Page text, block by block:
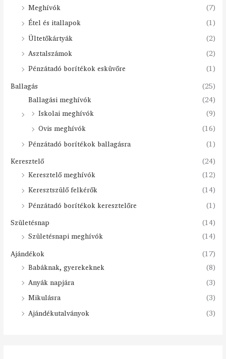
Meghívók
(7)
Étel és itallapok
(1)
Ültetőkártyák
(2)
Asztalszámok
(2)
Pénzátadó borítékok esküvőre
(1)
Ballagás
(25)
Ballagási meghívók
(24)
Iskolai meghívók
(9)
Ovis meghívók
(16)
Pénzátadó borítékok ballagásra
(1)
Keresztelő
(24)
Keresztelő meghívók
(12)
Keresztszülő felkérők
(14)
Pénzátadó borítékok keresztelőre
(1)
Születésnap
(14)
Születésnapi meghívók
(14)
Ajándékok
(17)
Babáknak, gyerekeknek
(8)
Anyák napjára
(3)
Mikulásra
(3)
Ajándékutalványok
(3)